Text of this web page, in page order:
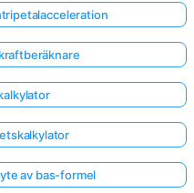
av bas-formel